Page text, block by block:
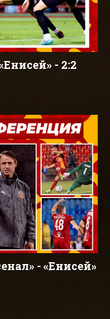
- 2:2
- «Енисей»